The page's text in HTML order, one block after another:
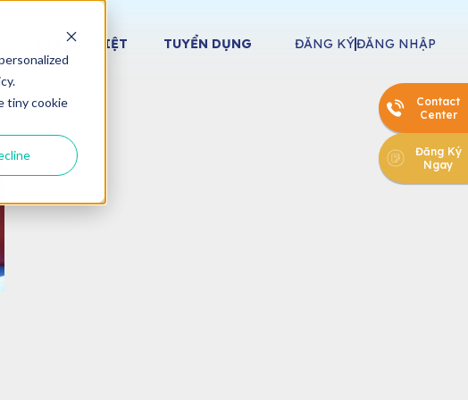
tiny cookie
SỰ KHÁC BIỆT TUYỂN DỤNG ĐĂNG KÝĐĂNG NHẬP
Contact
Center
Đăng Ký
Ngay